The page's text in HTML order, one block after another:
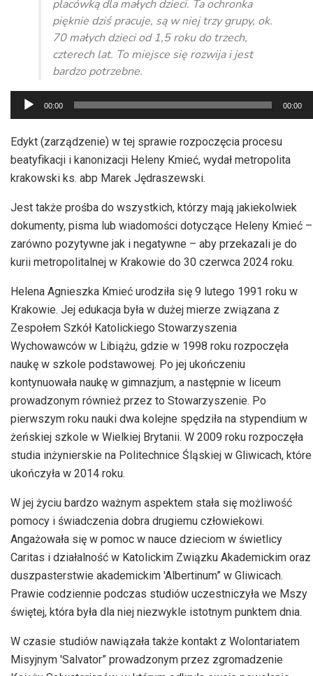
placówką dla małych dzieci. Ta ochronka
pięknie dziś pracuje, są w niej trzy grupy, ok.
70 małych dzieci od 1,5 roku do trzech,
czterech lat. To miejsce się rozwija i jest
bardzo potrzebne.
Odtwarzacz
plików
dźwiękowych
00:00 00:00
Edykt (zarządzenie) w tej sprawie rozpoczęcia procesu
beatyfikacji i kanonizacji Heleny Kmieć, wydał metropolita
krakowski ks. abp Marek Jędraszewski.
Jest także prośba do wszystkich, którzy mają jakiekolwiek
dokumenty, pisma lub wiadomości dotyczące Heleny Kmieć –
zarówno pozytywne jak i negatywne – aby przekazali je do
kurii metropolitalnej w Krakowie do 30 czerwca 2024 roku.
Helena Agnieszka Kmieć urodziła się 9 lutego 1991 roku w
Krakowie. Jej edukacja była w dużej mierze związana z
Zespołem Szkół Katolickiego Stowarzyszenia
Wychowawców w Libiążu, gdzie w 1998 roku rozpoczęła
naukę w szkole podstawowej. Po jej ukończeniu
kontynuowała naukę w gimnazjum, a następnie w liceum
prowadzonym również przez to Stowarzyszenie. Po
pierwszym roku nauki dwa kolejne spędziła na stypendium w
żeńskiej szkole w Wielkiej Brytanii. W 2009 roku rozpoczęła
studia inżynierskie na Politechnice Śląskiej w Gliwicach, które
ukończyła w 2014 roku.
W jej życiu bardzo ważnym aspektem stała się możliwość
pomocy i świadczenia dobra drugiemu człowiekowi.
Angażowała się w pomoc w nauce dzieciom w świetlicy
Caritas i działalność w Katolickim Związku Akademickim oraz
duszpasterstwie akademickim 'Albertinum” w Gliwicach.
Prawie codziennie podczas studiów uczestniczyła we Mszy
świętej, która była dla niej niezwykle istotnym punktem dnia.
W czasie studiów nawiązała także kontakt z Wolontariatem
Misyjnym 'Salvator” prowadzonym przez zgromadzenie